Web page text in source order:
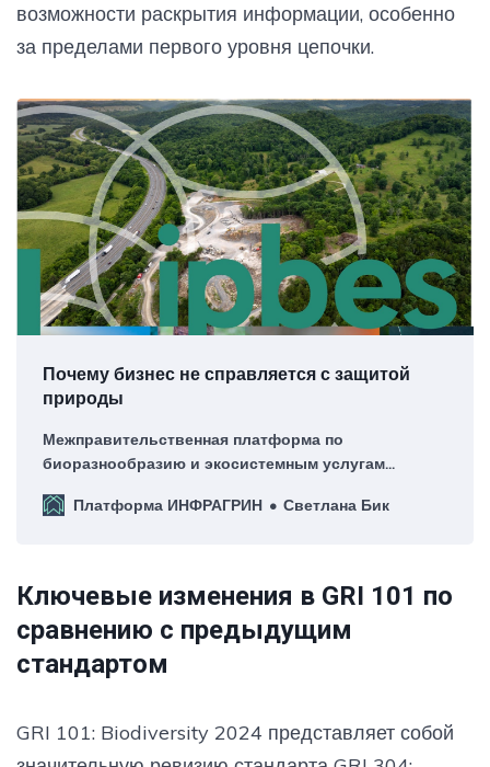
возможности раскрытия информации, особенно
за пределами первого уровня цепочки.
Почему бизнес не справляется с защитой
природы
Межправительственная платформа по
биоразнообразию и экосистемным услугам
бизнеса на природу
Платформа ИНФРАГРИН Светлана Бик
Ключевые изменения в GRI 101 по
сравнению с предыдущим
стандартом
GRI 101: Biodiversity 2024 представляет собой